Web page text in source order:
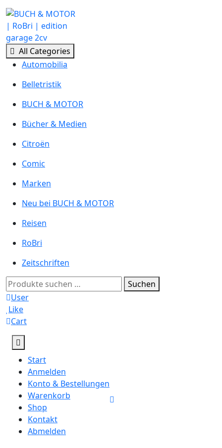
Skip
to
content
All Categories
Automobilia
Belletristik
BUCH & MOTOR
Bücher & Medien
Citroën
Comic
Marken
Neu bei BUCH & MOTOR
Reisen
RoBri
Zeitschriften
Suchen
nach:
Suchen
User
Like
Cart
Start
Anmelden
Konto & Bestellungen
Warenkorb
Shop
Kontakt
Abmelden